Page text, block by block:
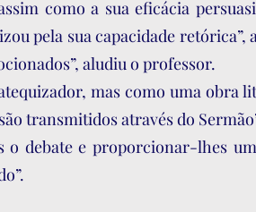
como a sua eficácia
pela sua capacidade retórica”,
aludiu o professor.
mas como uma obra
transmitidos através do
debate e proporcionar-lhes